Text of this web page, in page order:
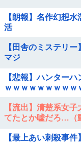
【朗報】名作幻想
活
【田舎のミステリ
マジ
【悲報】ハンター
ｗｗｗｗｗｗｗｗｗ
【流出】清楚系女
てたとか嘘だろ…（
【最上あい刺殺事